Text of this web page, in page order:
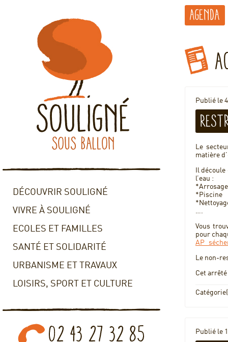
DÉCOUVRIR SOULIGNÉ
VIVRE À SOULIGNÉ
ECOLES ET FAMILLES
SANTÉ ET SOLIDARITÉ
URBANISME ET TRAVAUX
LOISIRS, SPORT ET CULTURE
Agenda
Publié le
Le
matière
Il
l’eau :
*Piscine
….
Vous
pour
Le non-
Cet
Publié le